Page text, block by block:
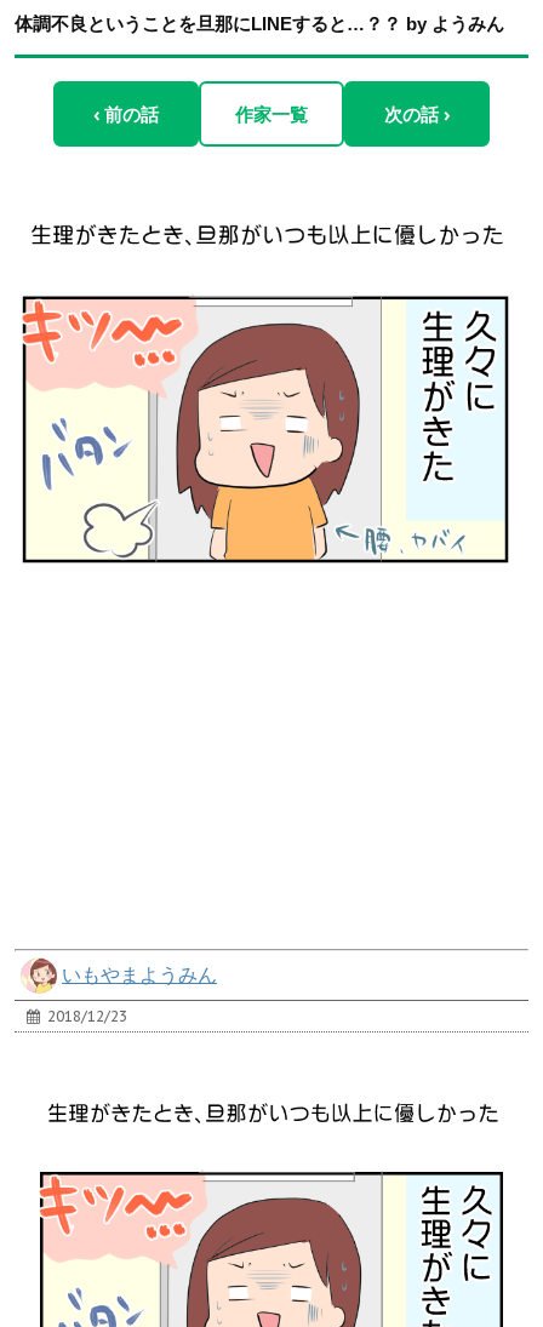
体調不良ということを旦那にLINEすると…？？ by ようみん
‹ 前の話 作家一覧 次の話 ›
いもやまようみん
2018/12/23